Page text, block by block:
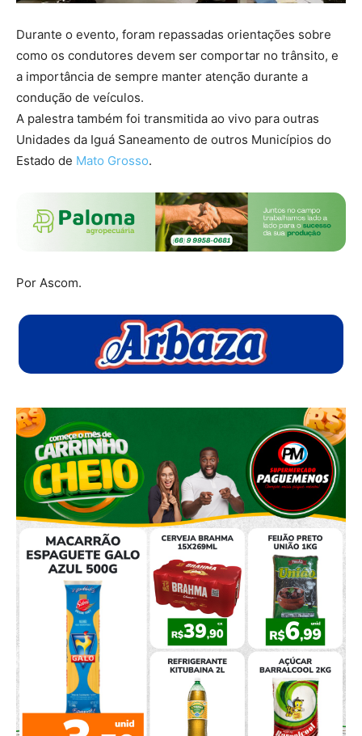
Durante o evento, foram repassadas orientações sobre
como os condutores devem ser comportar no trânsito, e
a importância de sempre manter atenção durante a
condução de veículos.
A palestra também foi transmitida ao vivo para outras
Unidades da Iguá Saneamento de outros Municípios do
Estado de Mato Grosso.
Por Ascom.